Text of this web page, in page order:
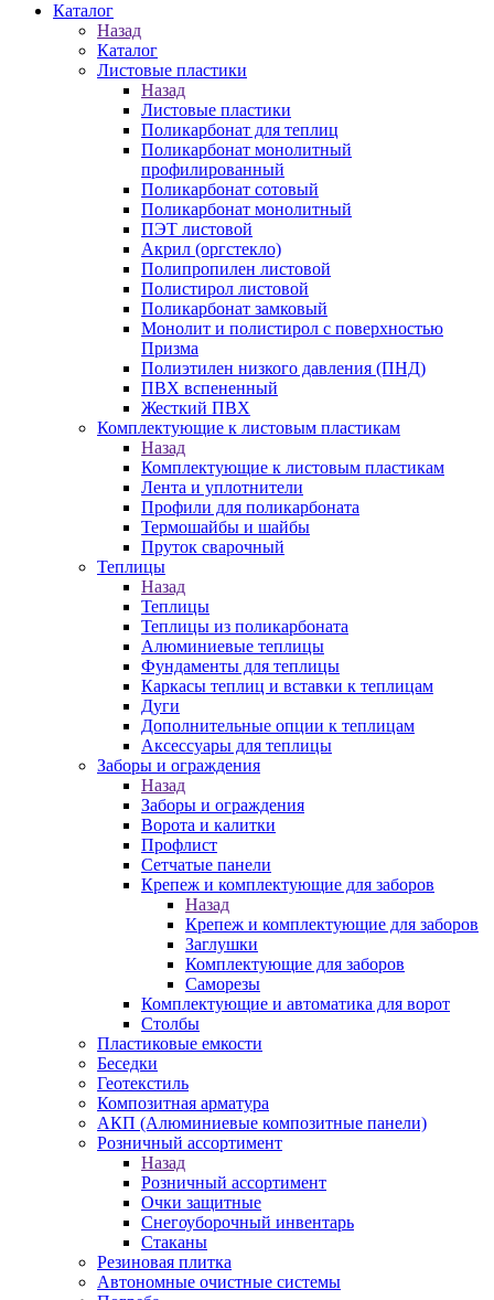
Каталог
Назад
Каталог
Листовые пластики
Назад
Листовые пластики
Поликарбонат для теплиц
Поликарбонат монолитный
профилированный
Поликарбонат сотовый
Поликарбонат монолитный
ПЭТ листовой
Акрил (оргстекло)
Полипропилен листовой
Полистирол листовой
Поликарбонат замковый
Монолит и полистирол с поверхностью
Призма
Полиэтилен низкого давления (ПНД)
ПВХ вспененный
Жесткий ПВХ
Комплектующие к листовым пластикам
Назад
Комплектующие к листовым пластикам
Лента и уплотнители
Профили для поликарбоната
Термошайбы и шайбы
Пруток сварочный
Теплицы
Назад
Теплицы
Теплицы из поликарбоната
Алюминиевые теплицы
Фундаменты для теплицы
Каркасы теплиц и вставки к теплицам
Дуги
Дополнительные опции к теплицам
Аксессуары для теплицы
Заборы и ограждения
Назад
Заборы и ограждения
Ворота и калитки
Профлист
Сетчатые панели
Крепеж и комплектующие для заборов
Назад
Крепеж и комплектующие для заборов
Заглушки
Комплектующие для заборов
Саморезы
Комплектующие и автоматика для ворот
Столбы
Пластиковые емкости
Беседки
Геотекстиль
Композитная арматура
АКП (Алюминиевые композитные панели)
Розничный ассортимент
Назад
Розничный ассортимент
Очки защитные
Снегоуборочный инвентарь
Стаканы
Резиновая плитка
Автономные очистные системы